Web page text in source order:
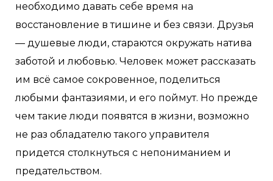
необходимо давать себе время на
восстановление в тишине и без связи. Друзья
— душевые люди, стараются окружать натива
заботой и любовью. Человек может рассказать
им всё самое сокровенное, поделиться
любыми фантазиями, и его поймут. Но прежде
чем такие люди появятся в жизни, возможно
не раз обладателю такого управителя
придется столкнуться с непониманием и
предательством.